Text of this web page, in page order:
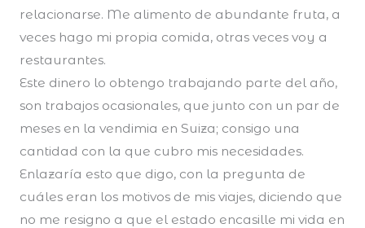
relacionarse. Me alimento de abundante fruta, a
veces hago mi propia comida, otras veces voy a
restaurantes.
Este dinero lo obtengo trabajando parte del año,
son trabajos ocasionales, que junto con un par de
meses en la vendimia en Suiza; consigo una
cantidad con la que cubro mis necesidades.
Enlazaría esto que digo, con la pregunta de
cuáles eran los motivos de mis viajes, diciendo que
no me resigno a que el estado encasille mi vida en